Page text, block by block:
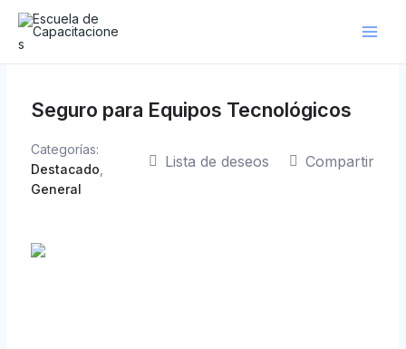
contenido
Seguro para Equipos Tecnológicos
Categorías:
Destacado
General
Lista de deseos Compartir